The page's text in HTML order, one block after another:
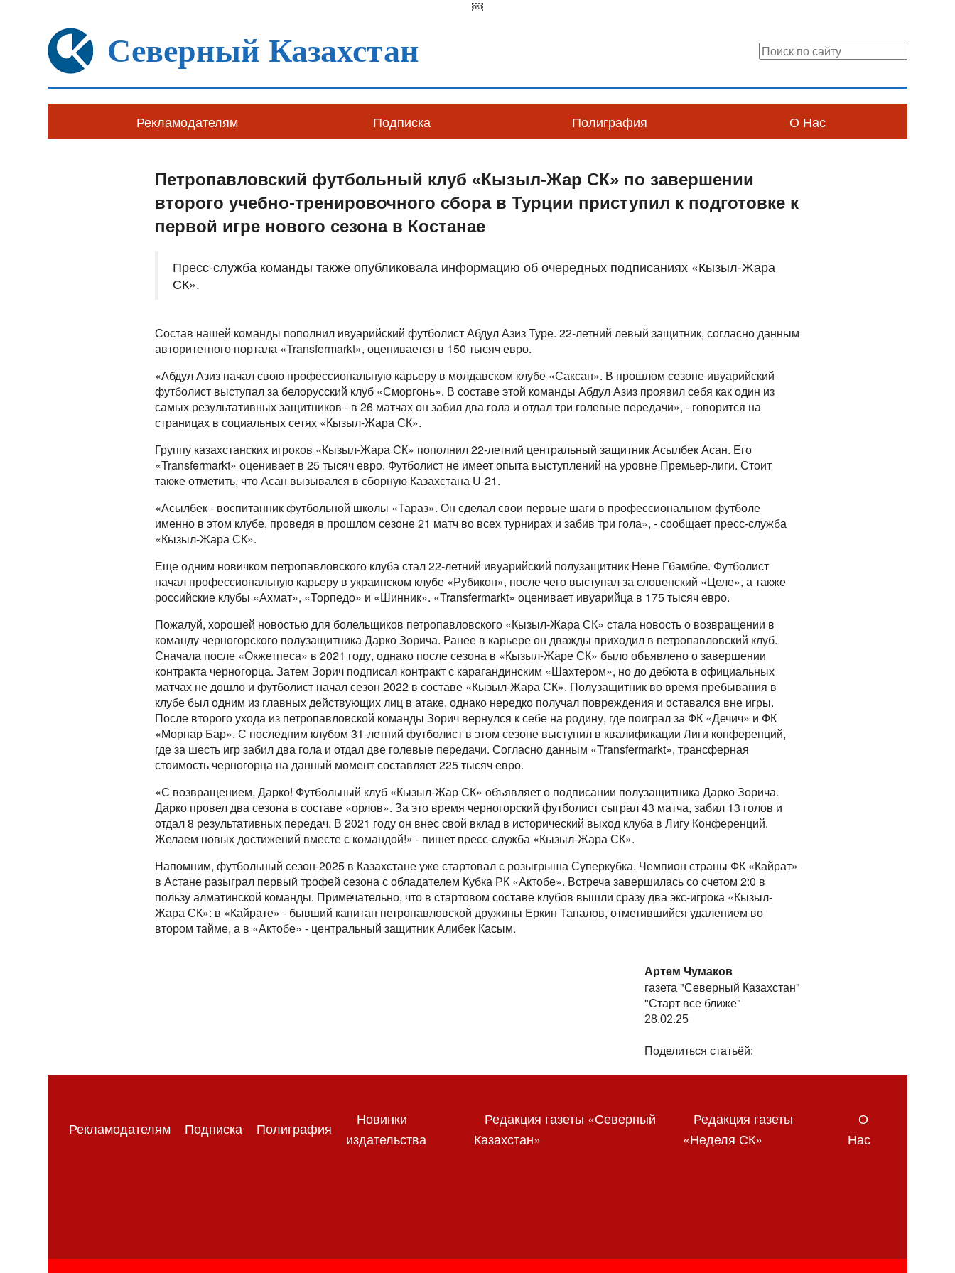
￼
Северный Казахстан
Рекламодателям Подписка Полиграфия О Нас
Петропавловский футбольный клуб «Кызыл-Жар СК» по завершении
второго учебно-тренировочного сбора в Турции приступил к подготовке к
первой игре нового сезона в Костанае
Пресс-служба команды также опубликовала информацию об очередных подписаниях «Кызыл-Жара
СК».
Состав нашей команды пополнил ивуарийский футболист Абдул Азиз Туре. 22-летний левый защитник, согласно данным
авторитетного портала «Transfermarkt», оценивается в 150 тысяч евро.
«Абдул Азиз начал свою профессиональную карьеру в молдавском клубе «Саксан». В прошлом сезоне ивуарийский
футболист выступал за белорусский клуб «Сморгонь». В составе этой команды Абдул Азиз проявил себя как один из
самых результативных защитников - в 26 матчах он забил два гола и отдал три голевые передачи», - говорится на
страницах в социальных сетях «Кызыл-Жара СК».
Группу казахстанских игроков «Кызыл-Жара СК» пополнил 22-летний центральный защитник Асылбек Асан. Его
«Transfermarkt» оценивает в 25 тысяч евро. Футболист не имеет опыта выступлений на уровне Премьер-лиги. Стоит
также отметить, что Асан вызывался в сборную Казахстана U-21.
«Асылбек - воспитанник футбольной школы «Тараз». Он сделал свои первые шаги в профессиональном футболе
именно в этом клубе, проведя в прошлом сезоне 21 матч во всех турнирах и забив три гола», - сообщает пресс-служба
«Кызыл-Жара СК».
Еще одним новичком петропавловского клуба стал 22-летний ивуарийский полузащитник Нене Гбамбле. Футболист
начал профессиональную карьеру в украинском клубе «Рубикон», после чего выступал за словенский «Целе», а также
российские клубы «Ахмат», «Торпедо» и «Шинник». «Transfermarkt» оценивает ивуарийца в 175 тысяч евро.
Пожалуй, хорошей новостью для болельщиков петропавловского «Кызыл-Жара СК» стала новость о возвращении в
команду черногорского полузащитника Дарко Зорича. Ранее в карьере он дважды приходил в петропавловский клуб.
Сначала после «Окжетпеса» в 2021 году, однако после сезона в «Кызыл-Жаре СК» было объявлено о завершении
контракта черногорца. Затем Зорич подписал контракт с карагандинским «Шахтером», но до дебюта в официальных
матчах не дошло и футболист начал сезон 2022 в составе «Кызыл-Жара СК». Полузащитник во время пребывания в
клубе был одним из главных действующих лиц в атаке, однако нередко получал повреждения и оставался вне игры.
После второго ухода из петропавловской команды Зорич вернулся к себе на родину, где поиграл за ФК «Дечич» и ФК
«Морнар Бар». С последним клубом 31-летний футболист в этом сезоне выступил в квалификации Лиги конференций,
где за шесть игр забил два гола и отдал две голевые передачи. Согласно данным «Transfermarkt», трансферная
стоимость черногорца на данный момент составляет 225 тысяч евро.
«С возвращением, Дарко! Футбольный клуб «Кызыл-Жар СК» объявляет о подписании полузащитника Дарко Зорича.
Дарко провел два сезона в составе «орлов». За это время черногорский футболист сыграл 43 матча, забил 13 голов и
отдал 8 результативных передач. В 2021 году он внес свой вклад в исторический выход клуба в Лигу Конференций.
Желаем новых достижений вместе с командой!» - пишет пресс-служба «Кызыл-Жара СК».
Напомним, футбольный сезон-2025 в Казахстане уже стартовал с розыгрыша Суперкубка. Чемпион страны ФК «Кайрат»
в Астане разыграл первый трофей сезона с обладателем Кубка РК «Актобе». Встреча завершилась со счетом 2:0 в
пользу алматинской команды. Примечательно, что в стартовом составе клубов вышли сразу два экс-игрока «Кызыл-
Жара СК»: в «Кайрате» - бывший капитан петропавловской дружины Еркин Тапалов, отметившийся удалением во
втором тайме, а в «Актобе» - центральный защитник Алибек Касым.
Артем Чумаков
газета "Северный Казахстан"
"Старт все ближе"
28.02.25
Поделиться статьёй:
Рекламодателям Подписка Полиграфия
Новинки
издательства
Редакция газеты «Северный
Казахстан»
Редакция газеты
«Неделя СК»
О
Нас